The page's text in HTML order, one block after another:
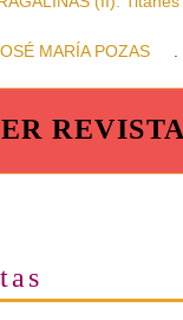
MARÍA POZAS